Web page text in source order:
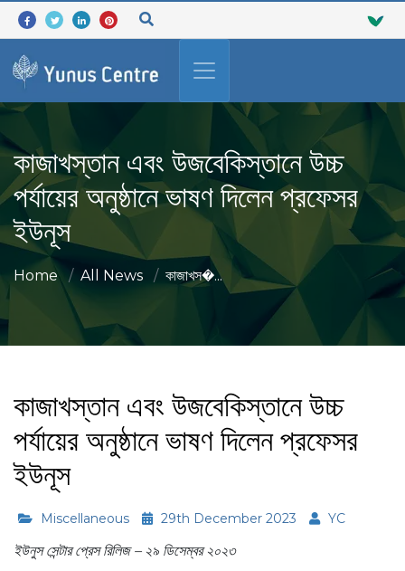
কাজাখস্তান এবং উজবেকিস্তানে উচ্চ
পর্যায়ের অনুষ্ঠানে ভাষণ দিলেন প্রফেসর
ইউনূস
Home All News কাজাখস�...
কাজাখস্তান এবং উজবেকিস্তানে উচ্চ
পর্যায়ের অনুষ্ঠানে ভাষণ দিলেন প্রফেসর
ইউনূস
Miscellaneous 29th December 2023 YC
ইউনুস সেন্টার প্রেস রিলিজ – ২৯ ডিসেম্বর ২০২৩